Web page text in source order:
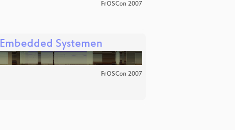
FrOSCon 2007
Systemen
FrOSCon 2007